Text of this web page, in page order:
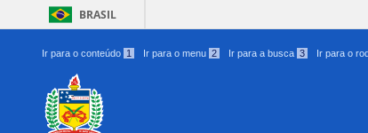
BRASIL
Ir para o conteúdo 1 Ir para o menu 2 Ir para a busca 3 Ir para o